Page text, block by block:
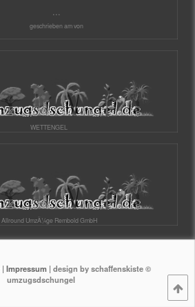
...
geschrieben am von
WETTENGEL
Allround UmzÃ¼ge Rembold GmbH
| Impressum | design by schaffenskiste ©
umzugsdschungel